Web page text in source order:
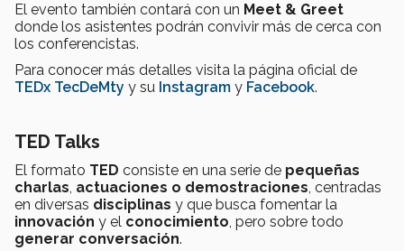
El evento también contará con un Meet & Greet
donde los asistentes podrán convivir más de cerca con
los conferencistas.
Para conocer más detalles visita la página oficial de
TEDx TecDeMty y su Instagram y Facebook.
TED Talks
El formato TED consiste en una serie de pequeñas
charlas, actuaciones o demostraciones, centradas
en diversas disciplinas y que busca fomentar la
innovación y el conocimiento, pero sobre todo
generar conversación.